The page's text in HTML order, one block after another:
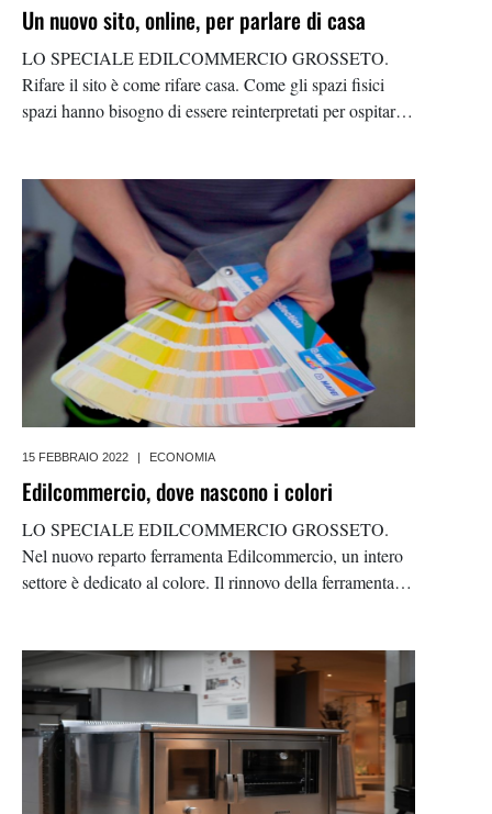
Un nuovo sito, online, per parlare di casa
LO SPECIALE EDILCOMMERCIO GROSSETO.
Rifare il sito è come rifare casa. Come gli spazi fisici
spazi hanno bisogno di essere reinterpretati per ospitare
15 FEBBRAIO 2022 | ECONOMIA
Edilcommercio, dove nascono i colori
LO SPECIALE EDILCOMMERCIO GROSSETO.
Nel nuovo reparto ferramenta Edilcommercio, un intero
settore è dedicato al colore. Il rinnovo della ferramenta ha
personale qualificato,